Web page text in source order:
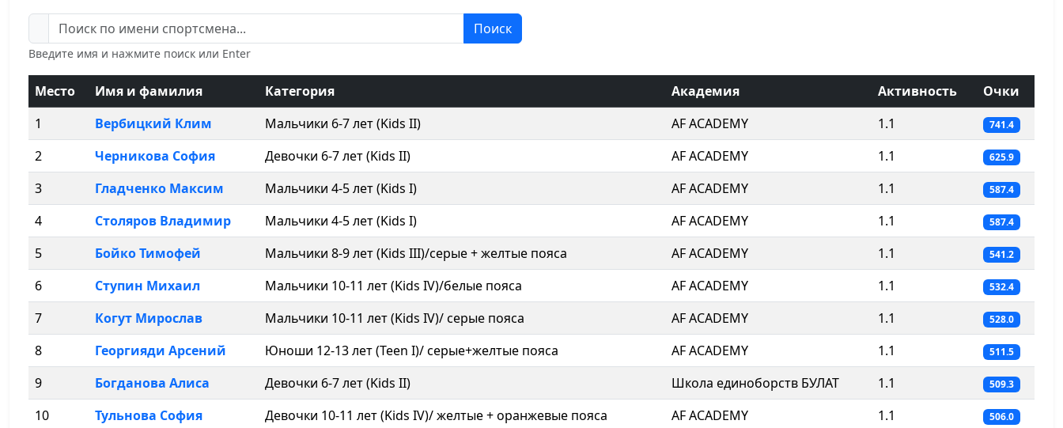
Поиск
Введите имя и нажмите поиск или Enter
Место Имя и фамилия Категория Академия Активность
Очки
1
Вербицкий Клим Мальчики 6-7 лет (Kids II) AF ACADEMY 1.1 741.4
2 Черникова София Девочки 6-7 лет (Kids II) AF ACADEMY 1.1 625.9
3 Гладченко Максим Мальчики 4-5 лет (Kids I) AF ACADEMY 1.1 587.4
4 Столяров Владимир Мальчики 4-5 лет (Kids I) AF ACADEMY 1.1 587.4
5 Бойко Тимофей Мальчики 8-9 лет (Kids III)/серые + желтые пояса AF ACADEMY 1.1 541.2
6 Ступин Михаил Мальчики 10-11 лет (Kids IV)/белые пояса AF ACADEMY 1.1 532.4
7 Когут Мирослав Мальчики 10-11 лет (Kids IV)/ серые пояса AF ACADEMY 1.1 528.0
8 Георгияди Арсений Юноши 12-13 лет (Teen I)/ серые+желтые пояса AF ACADEMY 1.1 511.5
9 Богданова Алиса Девочки 6-7 лет (Kids II) Школа единоборств БУЛАТ 1.1 509.3
10 Тульнова София Девочки 10-11 лет (Kids IV)/ желтые + оранжевые пояса AF ACADEMY 1.1 506.0